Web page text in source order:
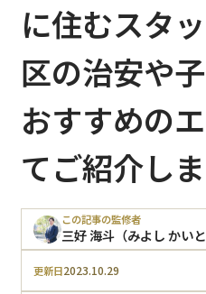
に住むスタ
区の治安や
おすすめの
てご紹介しま
この記事の監修者
三好 海斗（みよし かいと
更新日2023.10.29